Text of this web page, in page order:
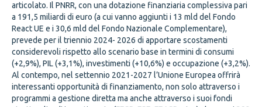
articolato. Il PNRR, con una dotazione finanziaria complessiva pari
a 191,5 miliardi di euro (a cui vanno aggiunti i 13 mld del Fondo
React UE e i 30,6 mld del Fondo Nazionale Complementare),
prevede per il triennio 2024- 2026 di apportare scostamenti
considerevoli rispetto allo scenario base in termini di consumi
(+2,9%), PIL (+3,1%), investimenti (+10,6%) e occupazione (+3,2%).
Al contempo, nel settennio 2021-2027 l’Unione Europea offrirà
interessanti opportunità di finanziamento, non solo attraverso i
programmi a gestione diretta ma anche attraverso i suoi fondi